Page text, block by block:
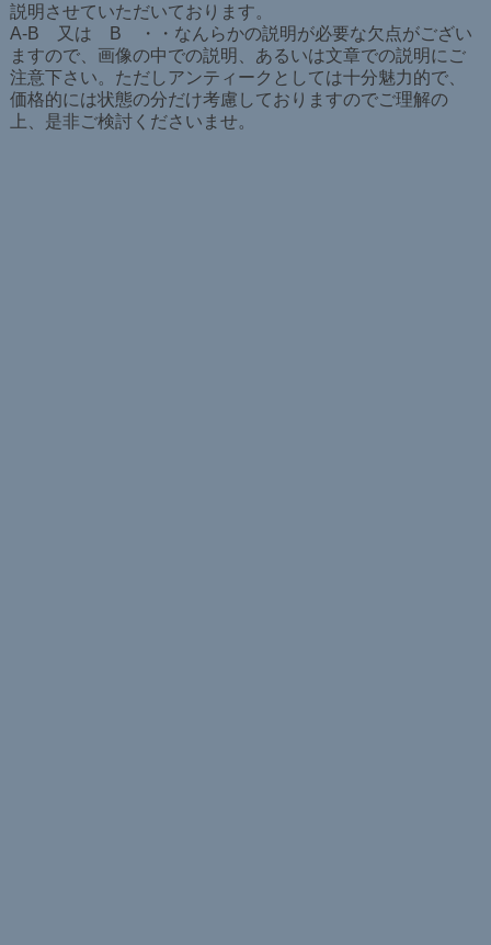
説明させていただいております。
A-B 又は B ・・なんらかの説明が必要な欠点がござい
ますので、画像の中での説明、あるいは文章での説明にご
注意下さい。ただしアンティークとしては十分魅力的で、
価格的には状態の分だけ考慮しておりますのでご理解の
上、是非ご検討くださいませ。